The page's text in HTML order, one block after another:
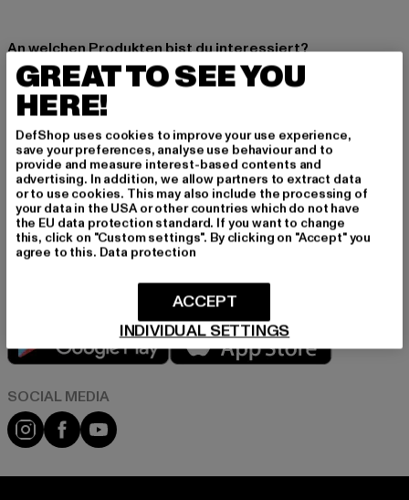
An welchen Produkten bist du interessiert?
MÄNNER
FRAUEN
E-MAIL
ANMELDEN
Informationen dazu, wie DefShop mit Deinen Daten umgeht, findest Du
in unserer Datenschutzerklärung. Du kannst Dich jederzeit kostenfei
abmelden.Datenschutzerklärung lesen.
Play market
Instagram
FacebookYouTube
GREAT TO SEE YOU
HERE!
DefShop uses cookies to improve your use experience,
save your preferences, analyse use behaviour and to
provide and measure interest-based contents and
advertising. In addition, we allow partners to extract data
or to use cookies. This may also include the processing of
your data in the USA or other countries which do not have
the EU data protection standard. If you want to change
this, click on "Custom settings". By clicking on "Accept" you
agree to this. Data protection
INDIVIDUAL SETTINGS
ACCEPT